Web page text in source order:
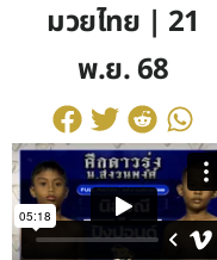
มวยไทย | 21
พ.ย. 68